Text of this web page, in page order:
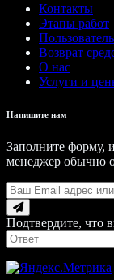
Контакты
Этапы работ
Возврат
О нас
Услуги и
Напишите нам
Заполните форму,
менеджер обычно
Подтвердите, что